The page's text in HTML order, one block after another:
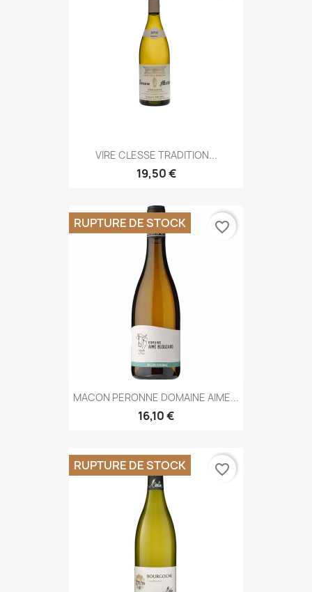
VIRE CLESSE TRADITION...
19,50 €
MACON PERONNE DOMAINE AIME...
16,10 €
RUPTURE DE STOCK favorite_border
RUPTURE DE STOCK favorite_border